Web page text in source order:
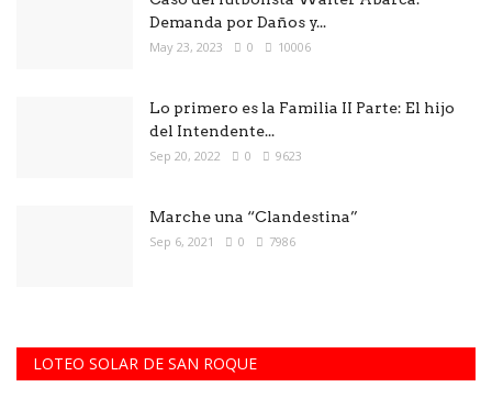
Demanda por Daños y...
May 23, 2023 0 10006
Lo primero es la Familia II Parte: El hijo
del Intendente...
Sep 20, 2022 0 9623
Marche una “Clandestina”
Sep 6, 2021 0 7986
LOTEO SOLAR DE SAN ROQUE